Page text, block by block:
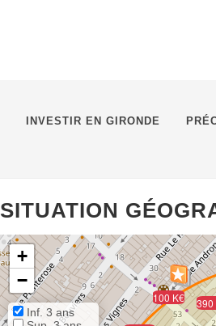
INVESTIR EN GIRONDE
SITUATION
390
100 K€
+
−
Inf. 3 ans